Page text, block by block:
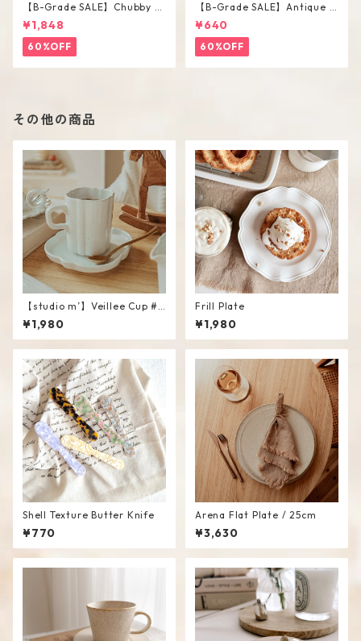
【B-Grade SALE】Chubby V
ase / M
¥1,848
60%OFF
【B-Grade SALE】Antique F
lower Vase #C
¥640
60%OFF
その他の商品
【studio m’】Veillee Cup #
White
¥1,980
Frill Plate
¥1,980
Shell Texture Butter Knife
¥770
Arena Flat Plate / 25cm
¥3,630